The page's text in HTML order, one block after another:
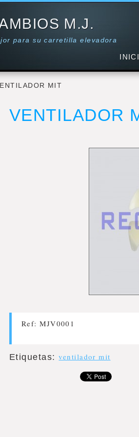
M.J.
para su carretilla elevadora
MIT
VENTILADOR
Ref: MJV0001
Etiquetas: ventilador mit